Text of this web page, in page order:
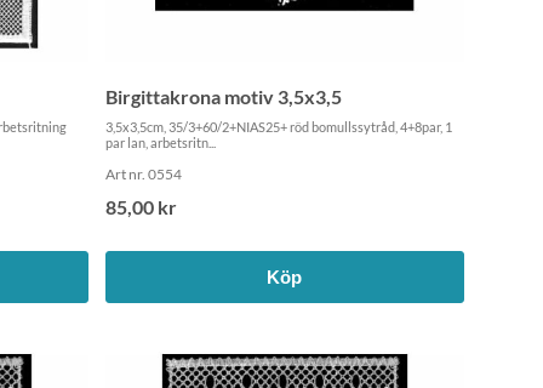
Birgittakrona motiv 3,5x3,5
3,5x3,5cm, 35/3+60/2+NIAS25+ röd bomullssytråd, 4+8par, 1
par lan, arbetsritn...
Art nr. 0554
85,00 kr
Köp